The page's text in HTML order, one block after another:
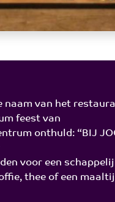
naam van het
feest van
onthuld: “BIJ
voor een
thee of een